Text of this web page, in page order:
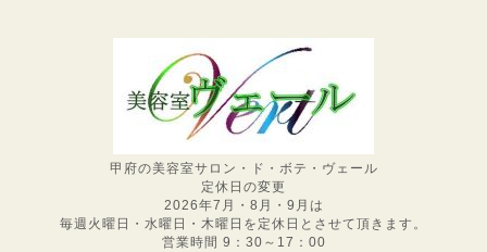
甲府の美容室サロン・ド・ボテ・ヴェール
定休日の変更
2026年7月・8月・9月は
毎週火曜日・水曜日・木曜日を定休日とさせて頂きます。
営業時間 9：30～17：00